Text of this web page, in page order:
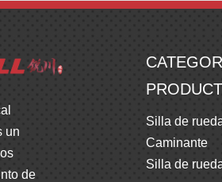
un
de
Silla de
Caminante
Silla de